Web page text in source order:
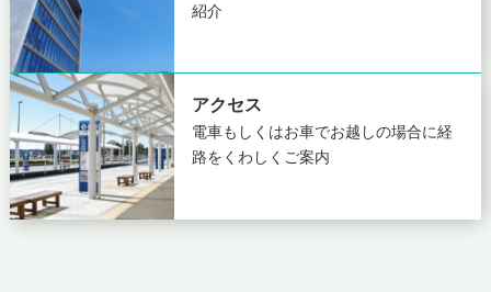
紹介
アクセス
電車もしくはお車でお越しの場合に経
路をくわしくご案内